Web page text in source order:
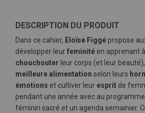
DESCRIPTION DU PRODUIT
Dans ce cahier, Eloïse Figgé propose
développer leurfeminité en apprenant
chouchouter leur corps (et leur
meilleure alimentation selon leurs
émotions et cultiver leur esprit de
pendant une année avec au
féminin sacré et un agenda semainier.